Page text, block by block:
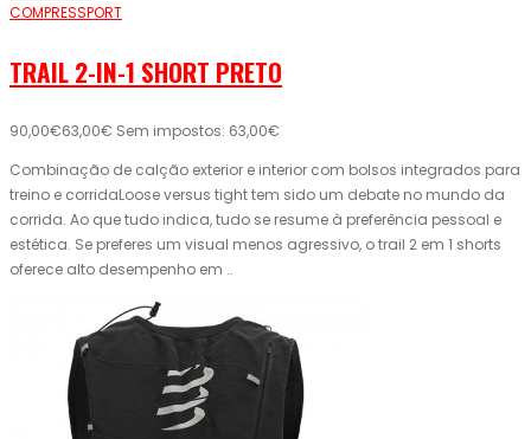
COMPRESSPORT
TRAIL 2-IN-1 SHORT PRETO
90,00€63,00€ Sem impostos: 63,00€
Combinação de calção exterior e interior com bolsos integrados para
treino e corridaLoose versus tight tem sido um debate no mundo da
corrida. Ao que tudo indica, tudo se resume à preferência pessoal e
estética. Se preferes um visual menos agressivo, o trail 2 em 1 shorts
oferece alto desempenho em ..